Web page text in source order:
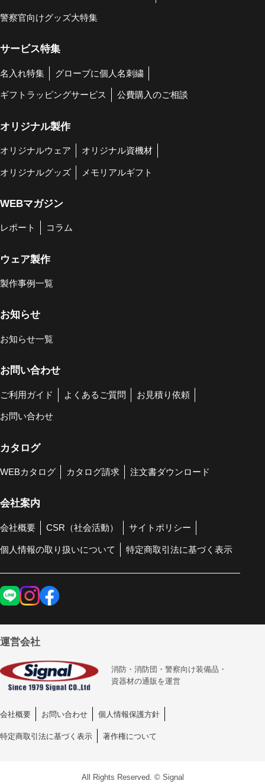
警察官向けグッズ大特集
サービス特集
名入れ特集 グローブに個人名刺繍
ギフトラッピングサービス 公費購入のご相談
オリジナル製作
オリジナルウェア オリジナル資機材
オリジナルグッズ メモリアルギフト
WEBマガジン
レポート コラム
ウェア製作
製作事例一覧
お知らせ
お知らせ一覧
お問い合わせ
ご利用ガイド よくあるご質問 お見積り依頼
お問い合わせ
カタログ
WEBカタログ カタログ請求 注文書ダウンロード
会社案内
会社概要 CSR（社会活動） サイトポリシー
個人情報の取り扱いについて 特定商取引法に基づく表示
運営会社
消防・消防団・警察向け装備品・
資器材の通販を運営
会社概要 お問い合わせ 個人情報保護方針
特定商取引法に基づく表示 著作権について
All Rights Reserved. © Signal